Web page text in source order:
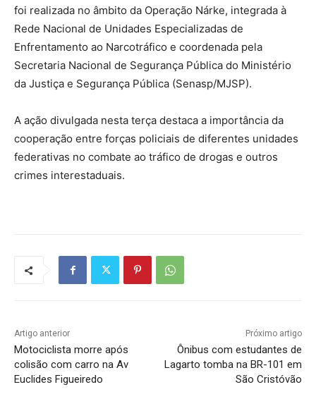
foi realizada no âmbito da Operação Nárke, integrada à
Rede Nacional de Unidades Especializadas de
Enfrentamento ao Narcotráfico e coordenada pela
Secretaria Nacional de Segurança Pública do Ministério
da Justiça e Segurança Pública (Senasp/MJSP).
A ação divulgada nesta terça destaca a importância da
cooperação entre forças policiais de diferentes unidades
federativas no combate ao tráfico de drogas e outros
crimes interestaduais.
Artigo anterior
Motociclista morre após
colisão com carro na Av
Euclides Figueiredo
Próximo artigo
Ônibus com estudantes de
Lagarto tomba na BR-101 em
São Cristóvão